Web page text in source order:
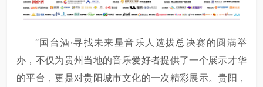
“国台酒·寻找未来星音乐人选拔总决赛的圆满举
办，不仅为贵州当地的音乐爱好者提供了一个展示才华
的平台，更是对贵阳城市文化的一次精彩展示。贵阳，